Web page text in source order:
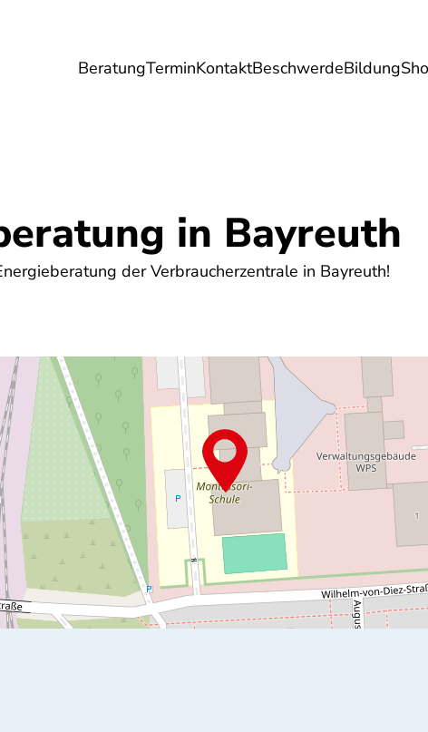
BeratungTerminKontaktBeschwerdeBildung
Umwelt Gesundheit Energie
in Bayreuth
der Verbraucherzentrale in Bayreuth!